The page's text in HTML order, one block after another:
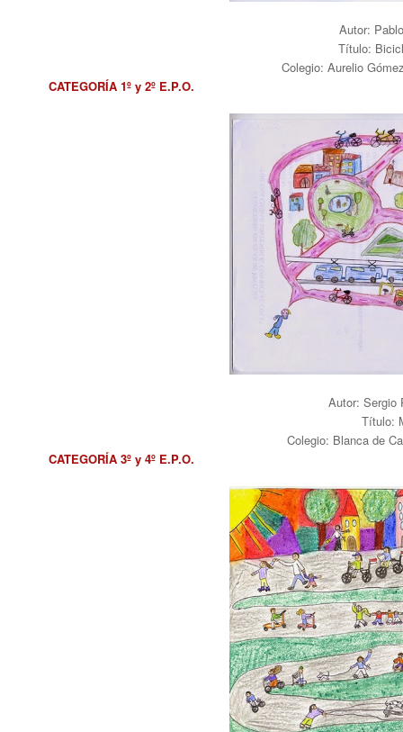
Autor:
Título:
Colegio: Aurelio
CATEGORÍA 1º y 2º E.P.O.
Autor: Sergio
Título:
Colegio: Blanca de
CATEGORÍA 3º y 4º E.P.O.